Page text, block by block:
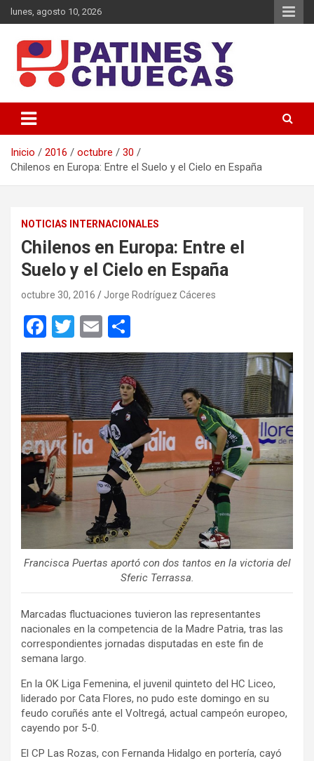
Saltar
al
lunes, agosto 10, 2026
Patines y Chuecas
Inicio 2016 octubre
30
Chilenos en Europa: Entre el Suelo y el Cielo en España
NOTICIAS INTERNACIONALES
Chilenos en Europa: Entre el
Suelo y el Cielo en España
octubre 30, 2016 Jorge Rodríguez Cáceres
F
a
ce
b
o
o
k
T
wi
tt
er
E
m
ail
o
m
p
ar
tir
Francisca Puertas aportó con dos tantos en la victoria del
Sferic Terrassa.
Marcadas fluctuaciones tuvieron las representantes
nacionales en la competencia de la Madre Patria, tras las
correspondientes jornadas disputadas en este fin de
semana largo.
En la OK Liga Femenina, el juvenil quinteto del HC Liceo,
liderado por Cata Flores, no pudo este domingo en su
feudo coruñés ante el Voltregá, actual campeón europeo,
cayendo por 5-0.
El CP Las Rozas, con Fernanda Hidalgo en portería, cayó